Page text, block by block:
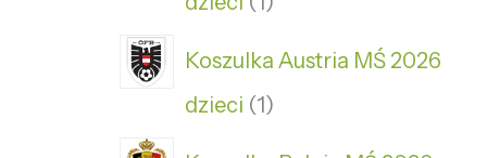
Koszulka Austria MŚ 2026
dzieci 1